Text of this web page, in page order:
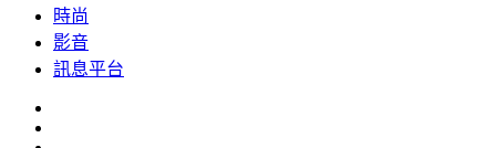
時尚
影音
訊息平台